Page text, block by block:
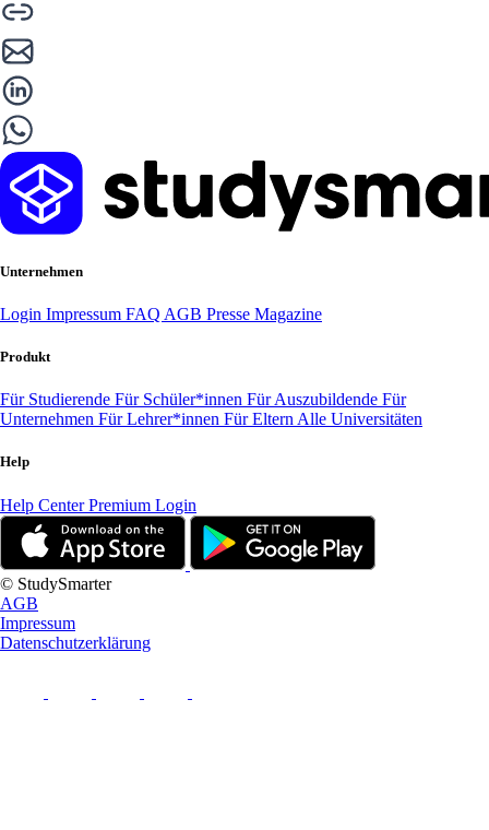
Unternehmen
Login Impressum FAQ AGB Presse Magazine
Produkt
Für Studierende Für Schüler*innen Für Auszubildende Für
Unternehmen Für Lehrer*innen Für Eltern Alle Universitäten
Help
Help CenterPremium Login
© StudySmarter
AGB
Impressum
Datenschutzerklärung